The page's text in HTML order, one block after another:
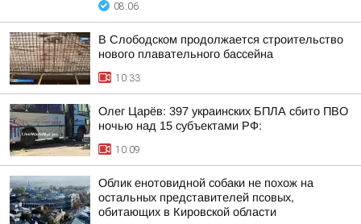
08:06
В Слободском продолжается строительство
нового плавательного бассейна
10:33
Олег Царёв: 397 украинских БПЛА сбито ПВО
ночью над 15 субъектами РФ:
10:09
Облик енотовидной собаки не похож на
остальных представителей псовых,
обитающих в Кировской области